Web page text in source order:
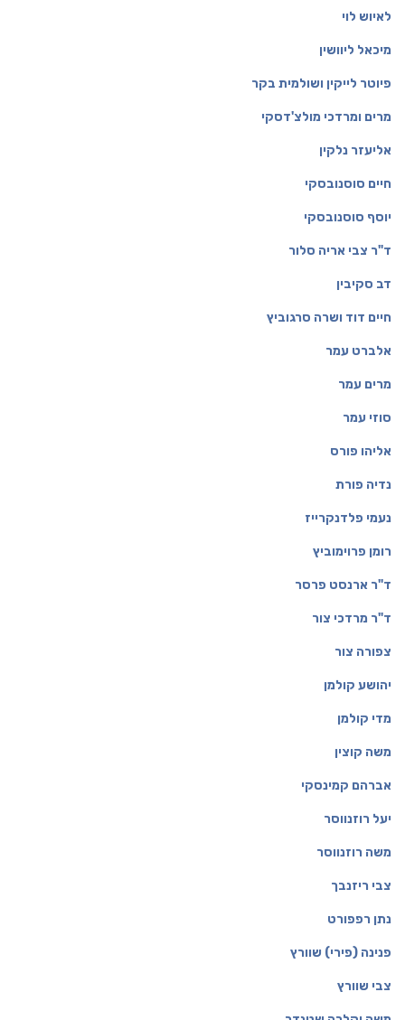
לאיוש לוי
מיכאל ליוושין
פיוטר לייקין ושולמית בקר
מרים ומרדכי מולצ'דסקי
אליעזר נלקין
חיים סוסנובסקי
יוסף סוסנובסקי
ד"ר צבי אריה סלור
דב סקיבין
חיים דוד ושרה סרגוביץ
אלברט עמר
מרים עמר
סוזי עמר
אליהו פורס
נדיה פורת
נעמי פלדנקרייז
רומן פרוימוביץ
ד"ר ארנסט פרסר
ד"ר מרדכי צור
צפורה צור
יהושע קולמן
מדי קולמן
משה קוצין
אברהם קמינסקי
יעל רוזנווסר
משה רוזנווסר
צבי ריזנבך
נתן רפפורט
פנינה (פירי) שוורץ
צבי שוורץ